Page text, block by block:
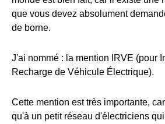
que vous devez absolument
de borne.
J'ai nommé : la mention IRVE (pour
Recharge de Véhicule Électrique).
Cette mention est très importante,
qu'à un petit réseau d'électriciens